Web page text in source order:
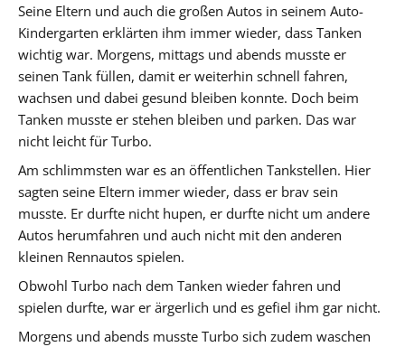
Seine Eltern und auch die großen Autos in seinem Auto-
Kindergarten erklärten ihm immer wieder, dass Tanken
wichtig war. Morgens, mittags und abends musste er
seinen Tank füllen, damit er weiterhin schnell fahren,
wachsen und dabei gesund bleiben konnte. Doch beim
Tanken musste er stehen bleiben und parken. Das war
nicht leicht für Turbo.
Am schlimmsten war es an öffentlichen Tankstellen. Hier
sagten seine Eltern immer wieder, dass er brav sein
musste. Er durfte nicht hupen, er durfte nicht um andere
Autos herumfahren und auch nicht mit den anderen
kleinen Rennautos spielen.
Obwohl Turbo nach dem Tanken wieder fahren und
spielen durfte, war er ärgerlich und es gefiel ihm gar nicht.
Morgens und abends musste Turbo sich zudem waschen